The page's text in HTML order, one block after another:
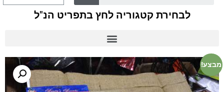
לבחירת קטגוריה לחץ בתפריט הנ"ל
מבצע!